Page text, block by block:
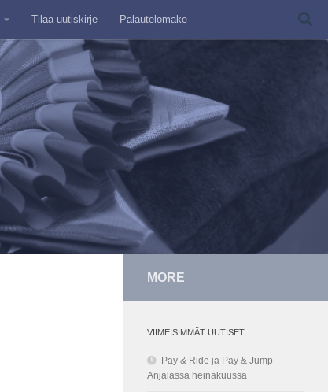
Tilaa uutiskirje Palautelomake
MORE
VIIMEISIMMÄT UUTISET
Pay & Ride ja Pay & Jump
Anjalassa heinäkuussa